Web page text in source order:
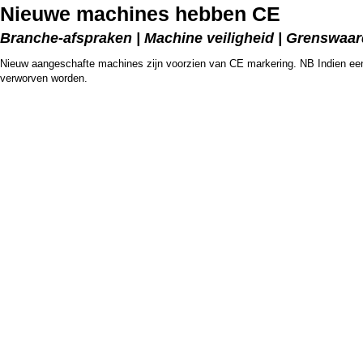
Nieuwe machines hebben CE
Branche-afspraken | Machine veiligheid |
Nieuw aangeschafte machines zijn voorzien van CE markering. NB Indien
verworven worden.